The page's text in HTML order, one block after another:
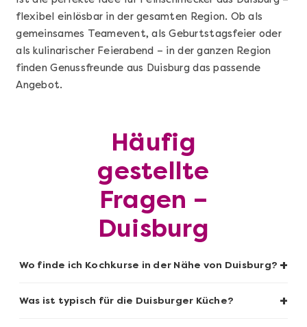
Mehr anzeigen
Geschenkbox 100€
Mehr anzeigen
Sushi-Kochkurs@Home
flexibel einlösbar in der gesamten Region. Ob als
gemeinsames Teamevent, als Geburtstagsfeier oder
als kulinarischer Feierabend – in der ganzen Region
finden Genussfreunde aus Duisburg das passende
Angebot.
Häufig
gestellte
Fragen –
Duisburg
Wo finde ich Kochkurse in der Nähe von Duisburg? +
Was ist typisch für die Duisburger Küche? +